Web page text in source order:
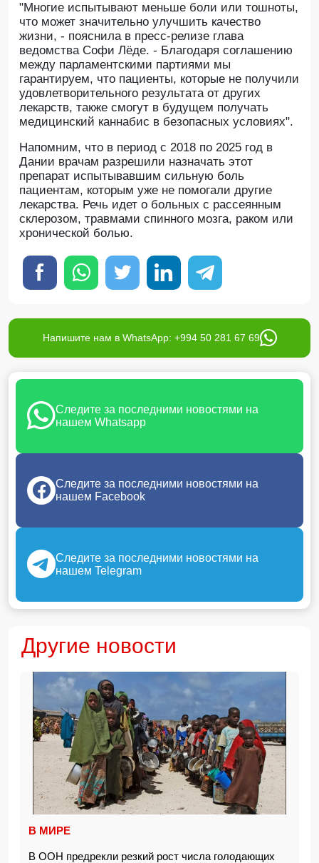
"Многие испытывают меньше боли или тошноты,
что может значительно улучшить качество
жизни, - пояснила в пресс-релизе глава
ведомства Софи Лёде. - Благодаря соглашению
между парламентскими партиями мы
гарантируем, что пациенты, которые не получили
удовлетворительного результата от других
лекарств, также смогут в будущем получать
медицинский каннабис в безопасных условиях".
Напомним, что в период с 2018 по 2025 год в
Дании врачам разрешили назначать этот
препарат испытывавшим сильную боль
пациентам, которым уже не помогали другие
лекарства. Речь идет о больных с рассеянным
склерозом, травмами спинного мозга, раком или
хронической болью.
Напишите нам в WhatsApp: +994 50 281 67 69
Следите за последними новостями на
нашем Whatsapp
Следите за последними новостями на
нашем Facebook
Следите за последними новостями на
нашем Telegram
Другие новости
В МИРЕ
В ООН предрекли резкий рост числа голодающих